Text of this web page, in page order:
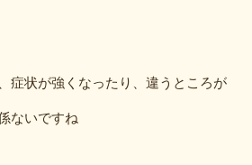
症状が強くなったり、違うところが
ないですね